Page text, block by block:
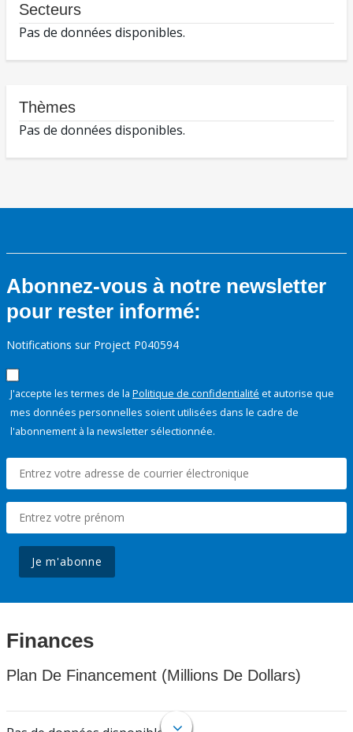
Secteurs
Pas de données disponibles.
Thèmes
Pas de données disponibles.
Abonnez-vous à notre newsletter
pour rester informé:
Notifications sur Project P040594
J'accepte les termes de la Politique de confidentialité et autorise que
mes données personnelles soient utilisées dans le cadre de
l'abonnement à la newsletter sélectionnée.
Je m'abonne
Finances
Plan De Financement (Millions De Dollars)